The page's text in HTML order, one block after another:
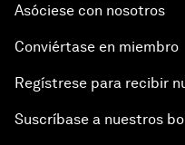
Asóciese con nosotros
Conviértase en miembro
Regístrese para recibir
Suscríbase a nuestros